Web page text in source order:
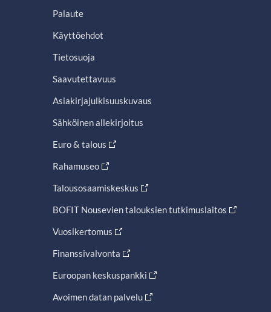
Palaute
Käyttöehdot
Tietosuoja
Saavutettavuus
Asiakirjajulkisuuskuvaus
Sähköinen allekirjoitus
Euro & talous
Rahamuseo
Talousosaamiskeskus
BOFIT Nousevien talouksien tutkimuslaitos
Vuosikertomus
Finanssivalvonta
Euroopan keskuspankki
Avoimen datan palvelu